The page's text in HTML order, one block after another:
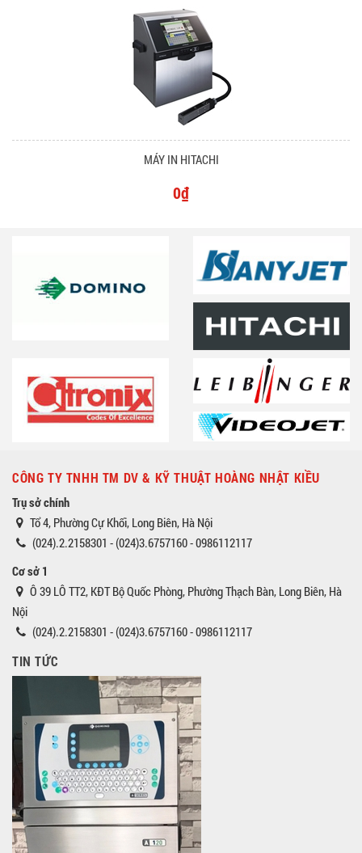
MÁY IN HITACHI
0₫
CÔNG TY TNHH TM DV & KỸ THUẬT HOÀNG NHẬT KIỀU
Trụ sở chính
Tổ 4, Phường Cự Khối, Long Biên, Hà Nội
(024).2.2158301 - (024)3.6757160 - 0986112117
Cơ sở 1
Ô 39 LÔ TT2, KĐT Bộ Quốc Phòng, Phường Thạch Bàn, Long Biên, Hà
Nội
(024).2.2158301 - (024)3.6757160 - 0986112117
TIN TỨC